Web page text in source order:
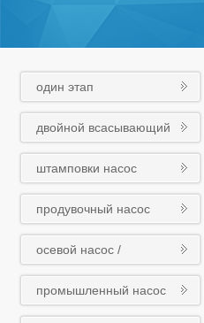
один этап
центробежный насос
двойной всасывающий
насос
штамповки насос
продувочный насос
осевой насос /
смесительный насос /
трубный насос
промышленный насос